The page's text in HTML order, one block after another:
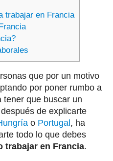
trabajar en Francia
que por un motivo
por poner rumbo a
que buscar un
de explicarte
o Portugal , ha
todo lo que debes
trabajar en Francia.